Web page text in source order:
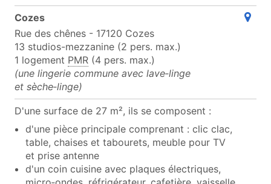
Cozes
Rue des chênes - 17120 Cozes
13 studios-mezzanine (2 pers. max.)
1 logement PMR (4 pers. max.)
(une lingerie commune avec lave‑linge
et sèche‑linge)
D'une surface de 27 m², ils se composent :
d'une pièce principale comprenant : clic clac,
table, chaises et tabourets, meuble pour TV
et prise antenne
d'un coin cuisine avec plaques électriques,